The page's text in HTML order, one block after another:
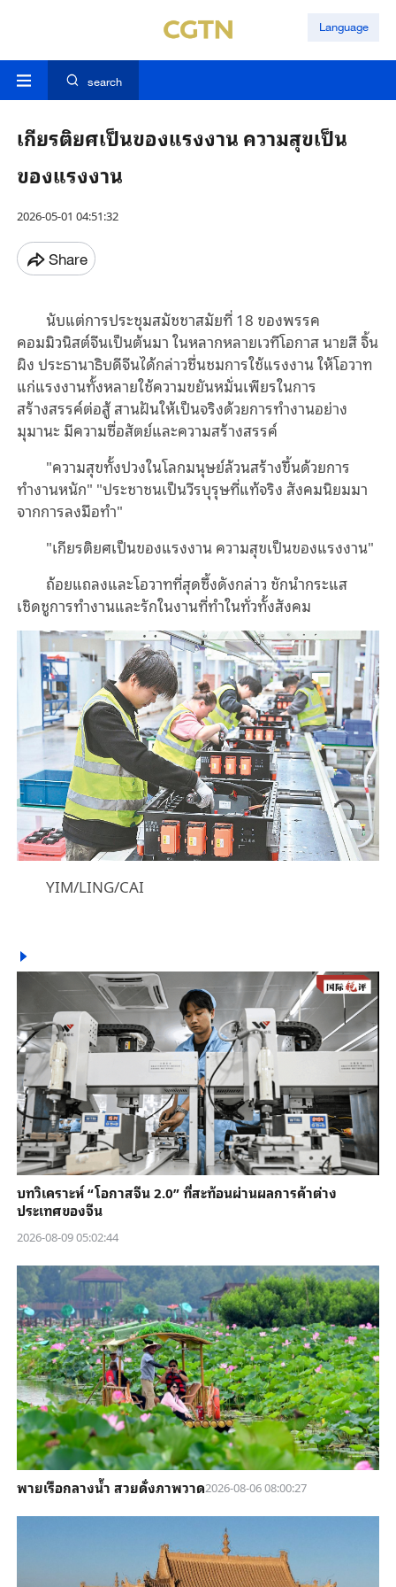
Language
search
เกียรติยศเป็นของแรงงาน ความสุขเป็น
ของแรงงาน
2026-05-01 04:51:32
Share
นับแต่การประชุมสมัชชาสมัยที่ 18 ของพรรค
คอมมิวนิสต์จีนเป็นต้นมา ในหลากหลายเวทีโอกาส นายสี จิ้น
ผิง ประธานาธิบดีจีนได้กล่าวชื่นชมการใช้แรงงาน ให้โอวาท
แก่แรงงานทั้งหลายใช้ความขยันหมั่นเพียรในการ
สร้างสรรค์ต่อสู้ สานฝันให้เป็นจริงด้วยการทำงานอย่าง
มุมานะ มีความซื่อสัตย์และความสร้างสรรค์
"ความสุขทั้งปวงในโลกมนุษย์ล้วนสร้างขึ้นด้วยการ
ทำงานหนัก" "ประชาชนเป็นวีรบุรุษที่แท้จริง สังคมนิยมมา
จากการลงมือทำ"
"เกียรติยศเป็นของแรงงาน ความสุขเป็นของแรงงาน"
ถ้อยแถลงและโอวาทที่สุดซึ้งดังกล่าว ชักนำกระแส
เชิดชูการทำงานและรักในงานที่ทำในทั่วทั้งสังคม
YIM/LING/CAI
บทวิเคราะห์ “โอกาสจีน 2.0” ที่สะท้อนผ่านผลการค้าต่าง
ประเทศของจีน
2026-08-09 05:02:44
พายเรือกลางน้ำ สวยดั่งภาพวาด2026-08-06 08:00:27